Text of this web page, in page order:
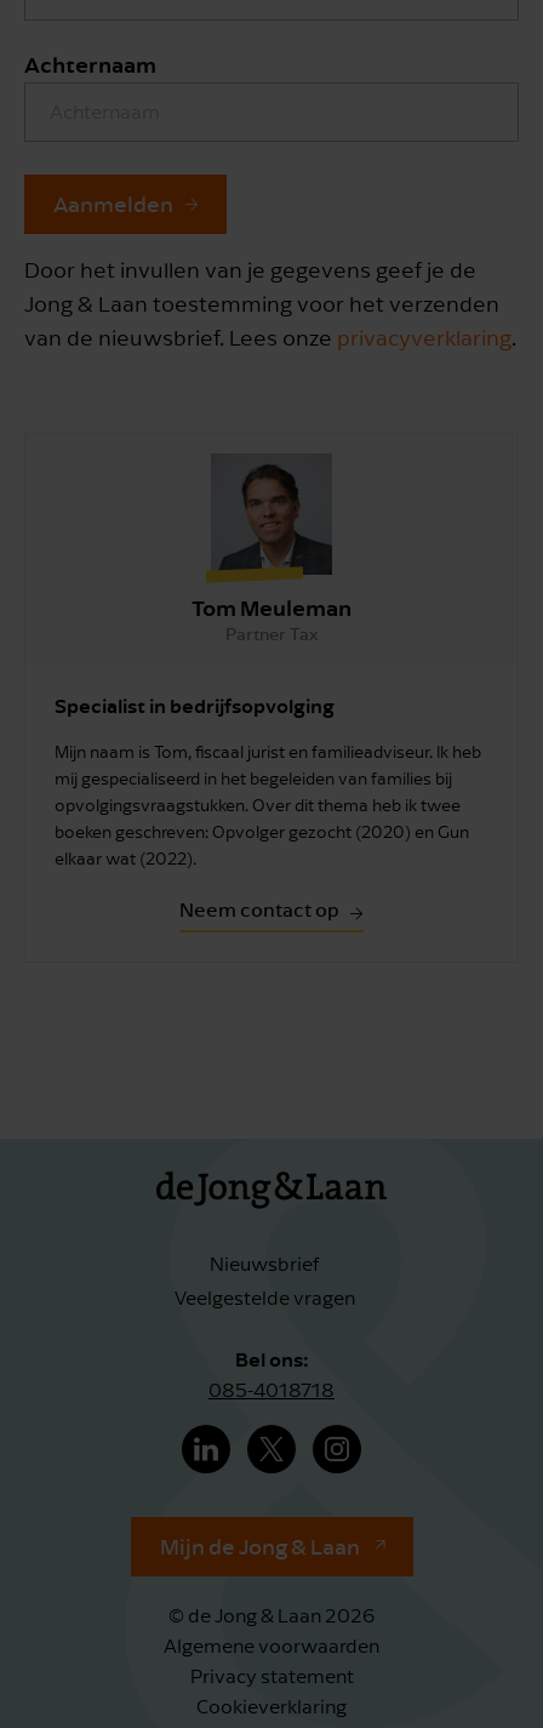
Achternaam
Aanmelden
Door het invullen van je gegevens geef je de
Jong & Laan toestemming voor het verzenden
van de nieuwsbrief. Lees onze privacyverklaring.
Tom Meuleman
Partner Tax
Specialist in bedrijfsopvolging
Mijn naam is Tom, fiscaal jurist en familieadviseur. Ik heb
mij gespecialiseerd in het begeleiden van families bij
opvolgingsvraagstukken. Over dit thema heb ik twee
boeken geschreven: Opvolger gezocht (2020) en Gun
elkaar wat (2022).
Neem contact op
Nieuwsbrief
Veelgestelde vragen
Bel ons:
085-4018718
Mijn de Jong & Laan
© de Jong & Laan 2026
Algemene voorwaarden
Privacy statement
Cookieverklaring